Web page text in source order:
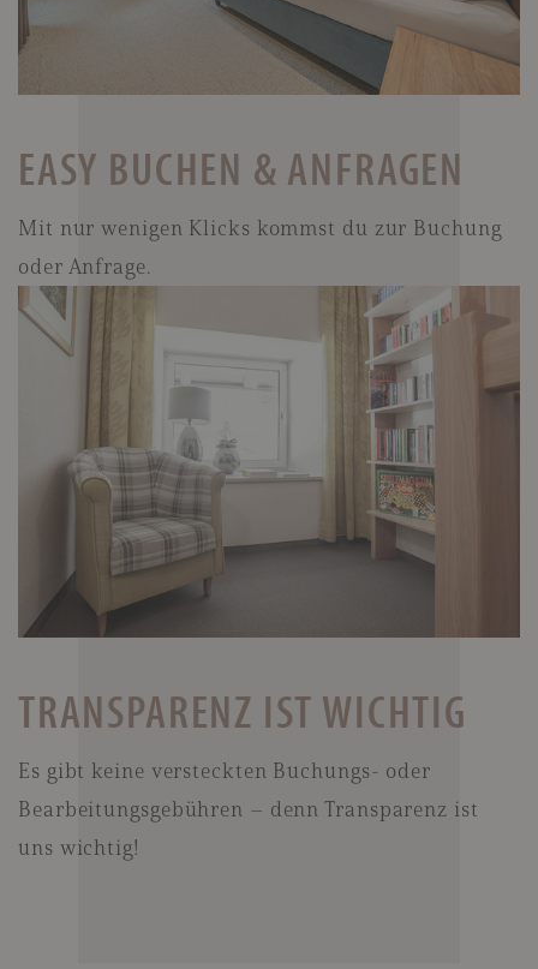
EASY BUCHEN & ANFRAGEN
Mit nur wenigen Klicks kommst du zur Buchung
oder Anfrage.
TRANSPARENZ IST WICHTIG
Es gibt keine versteckten Buchungs- oder
Bearbeitungsgebühren – denn Transparenz ist
uns wichtig!